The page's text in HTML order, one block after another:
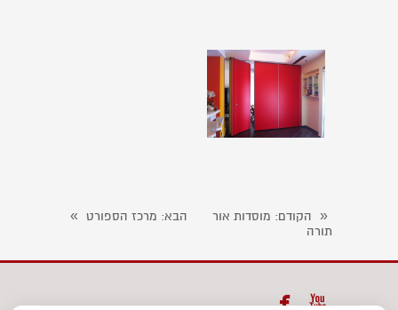
« הקודם: מוסדות אור
תורה
הבא: מרכז הספורט »
